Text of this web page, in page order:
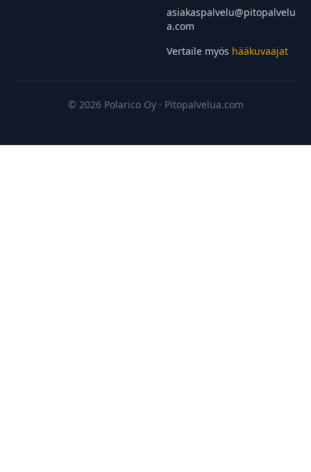
asiakaspalvelu@pitopalvelu
a.com
Vertaile myös hääkuvaajat
© 2026 Polarico Oy · Pitopalvelua.com